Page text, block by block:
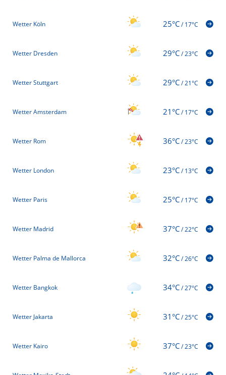
Wetter Köln 25°C/17°C
Wetter Dresden 29°C/23°C
Wetter Stuttgart 29°C/21°C
Wetter Amsterdam 21°C/17°C
Wetter Rom 36°C/23°C
Wetter London 23°C/13°C
Wetter Paris 25°C/17°C
Wetter Madrid 37°C/22°C
Wetter Palma de Mallorca 32°C/26°C
Wetter Bangkok 34°C/27°C
Wetter Jakarta 31°C/25°C
Wetter Kairo 37°C/23°C